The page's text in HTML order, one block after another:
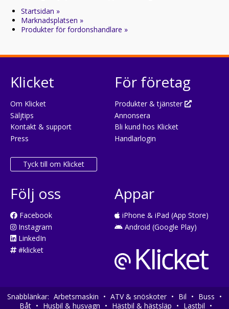
Startsidan »
Marknadsplatsen »
Produkter för fordonshandlare »
Klicket
Om Klicket
Säljtips
Kontakt & support
Press
Tyck till om Klicket
För företag
Produkter & tjänster
Annonsera
Bli kund hos Klicket
Handlarlogin
Följ oss
Facebook
Instagram
LinkedIn
#klicket
Appar
iPhone & iPad (App Store)
Android (Google Play)
Snabblänkar: Arbetsmaskin • ATV & snöskoter • Bil • Buss •
Båt • Husbil & husvagn • Hästbil & hästsläp • Lastbil •